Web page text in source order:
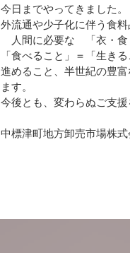
今日までやってきました
外流通や少子化に伴う食
人間に必要な 「衣・食
「食べること」＝「生き
進めること、半世紀の豊
ます。
今後とも、変わらぬご支
中標津町地方卸売市場